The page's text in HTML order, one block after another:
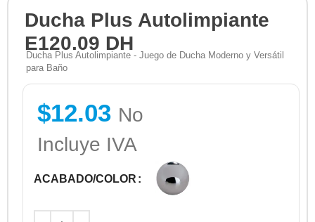
Ducha Plus Autolimpiante
E120.09 DH
Ducha Plus Autolimpiante - Juego de Ducha Moderno y Versátil
para Baño
$12.03 No
Incluye IVA
ACABADO/COLOR